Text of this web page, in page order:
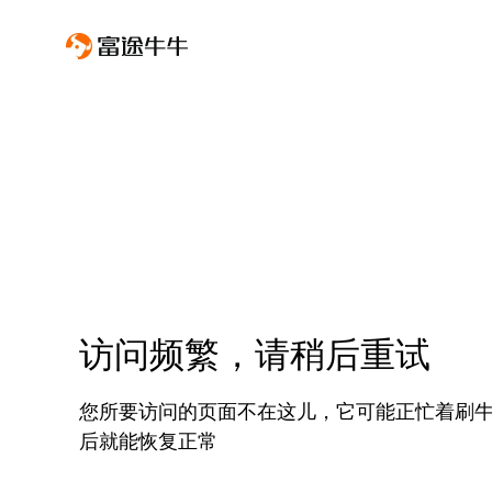
访问频繁，请稍后重试
您所要访问的页面不在这儿，它可能正忙着刷
后就能恢复正常